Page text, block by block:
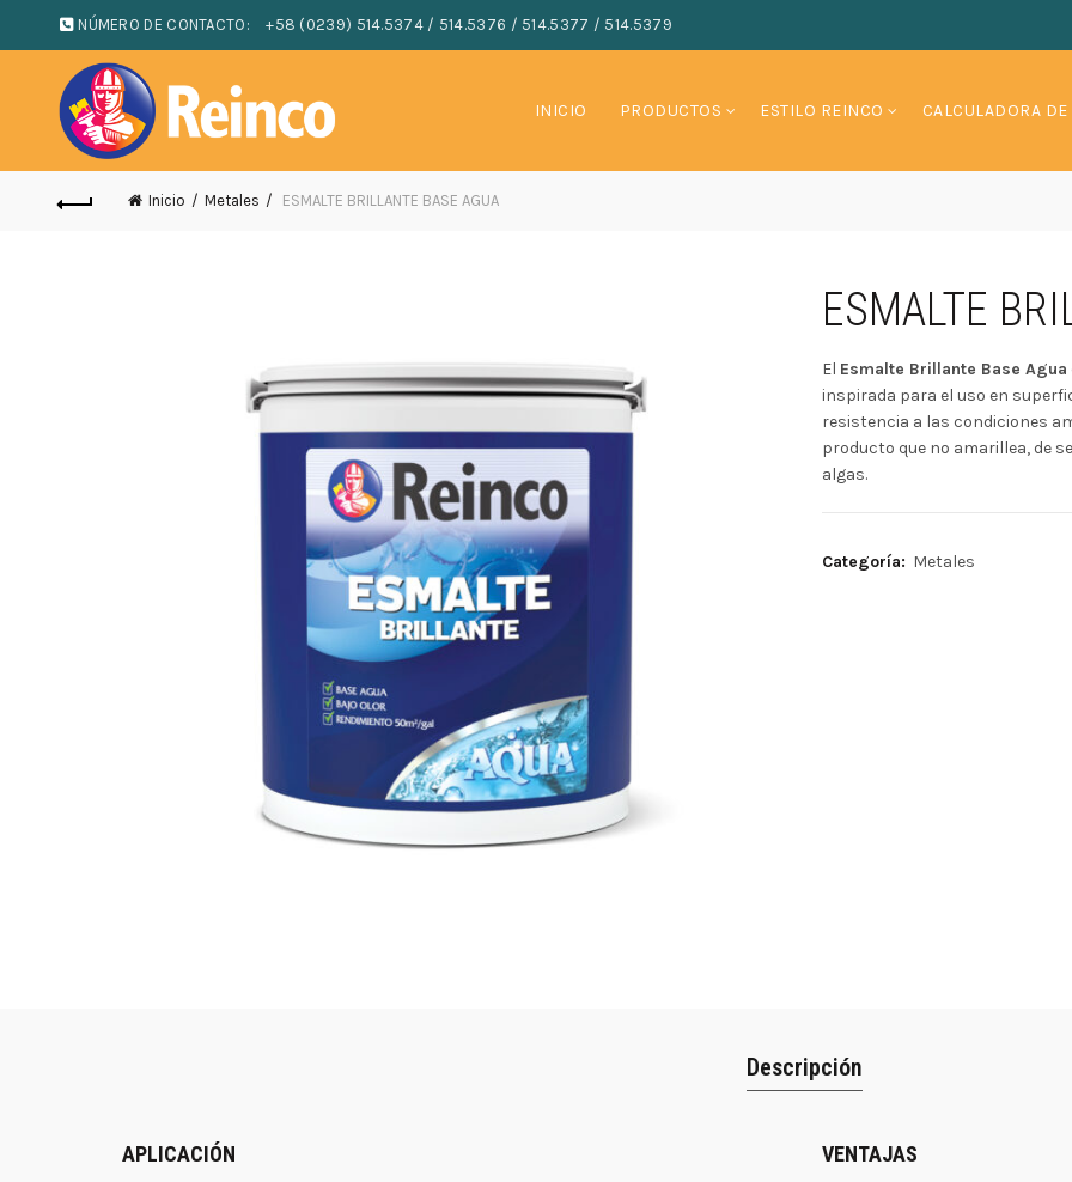
NÚMERO DE CONTACTO: +58 (0239) 514.5374 / 514.5376 / 514.5377 / 514.5379
INICIO PRODUCTOS ESTILO REINCO CALCULADORA
Inicio Metales ESMALTE BRILLANTE BASE AGUA
ESMALTE
El Esmalte Brillante Base Agua
inspirada para el uso en
resistencia a las condiciones
producto que no amarillea, de
algas.
Categoría: Metales
Descripción
APLICACIÓN VENTAJAS